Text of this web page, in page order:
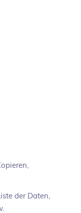
der Daten,